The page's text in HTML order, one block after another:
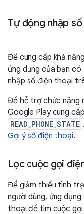
Tự động nhập
Để cung cấp khả
ứng dụng của bạn
nhập số điện thoại
Để hỗ trợ chức năng
Google Play cung
READ_PHONE_STATE
Gợi ý số điện thoại.
Lọc cuộc gọi
Để giảm thiểu tình
người dùng, ứng
thoại để tìm cuộc gọi